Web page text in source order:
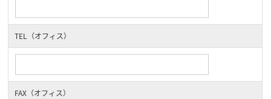
TEL（オフィス）
FAX（オフィス）